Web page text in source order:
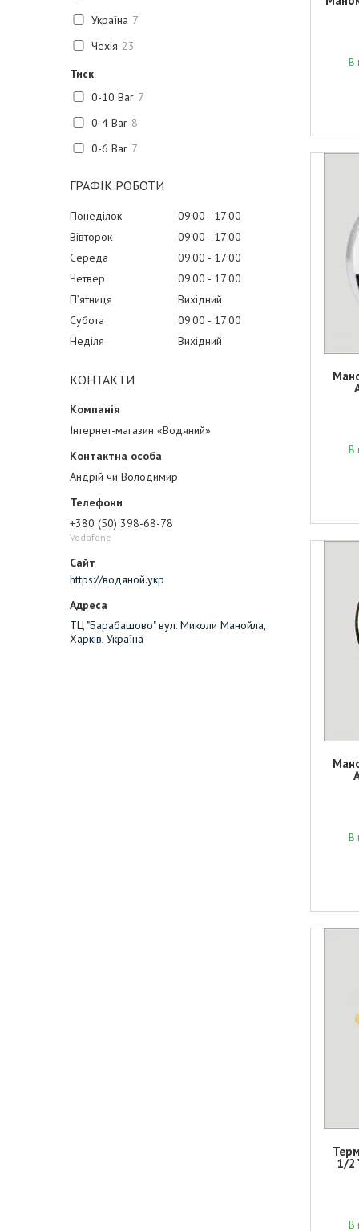
Україна 7
Чехія 23
Тиск
0-10 Bar 7
0-4 Bar 8
0-6 Bar 7
ГРАФІК РОБОТИ
Понеділок 09:00
17:00
Вівторок
09:00
17:00
Середа
09:00
17:00
Четвер
09:00
17:00
Пʼятниця
Вихідний
Субота
09:00
17:00
Неділя
Вихідний
КОНТАКТИ
Інтернет-магазин «Водяний»
Андрій чи Володимир
+380 (50) 398-68-78
Vodafone
https://водяной.укр
ТЦ "Барабашово" вул. Миколи Манойла,
Харків, Україна
В
В
В
1/
В